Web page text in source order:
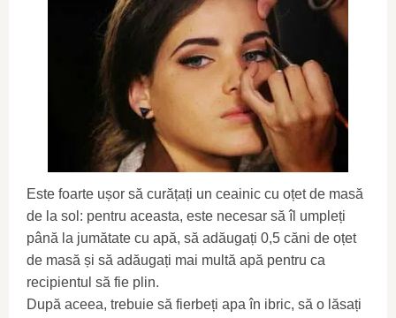
Este foarte ușor să curățați un ceainic cu oțet de masă
de la sol: pentru aceasta, este necesar să îl umpleți
până la jumătate cu apă, să adăugați 0,5 căni de oțet
de masă și să adăugați mai multă apă pentru ca
recipientul să fie plin.
După aceea, trebuie să fierbeți apa în ibric, să o lăsați